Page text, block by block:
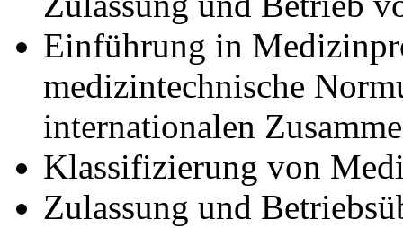
Einführung in
medizintechnische
internationalen
Klassifizierung von
Zulassung und